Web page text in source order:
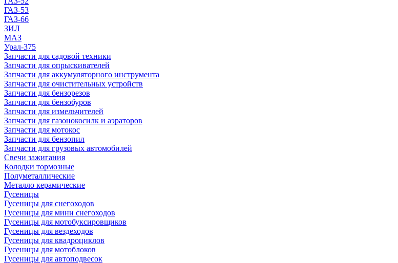
ГАЗ-53
ГАЗ-66
ЗИЛ
МАЗ
Урал-375
Запчасти для садовой техники
Запчасти для опрыскивателей
Запчасти для аккумуляторного инструмента
Запчасти для очистительных устройств
Запчасти для бензорезов
Запчасти для бензобуров
Запчасти для измельчителей
Запчасти для газонокосилк и аэраторов
Запчасти для мотокос
Запчасти для бензопил
Запчасти для грузовых автомобилей
Свечи зажигания
Колодки тормозные
Полуметаллические
Металло керамические
Гусеницы
Гусеницы для снегоходов
Гусеницы для мини снегоходов
Гусеницы для мотобуксировщиков
Гусеницы для вездеходов
Гусеницы для квадроциклов
Гусеницы для мотоблоков
Гусеницы для автоподвесок